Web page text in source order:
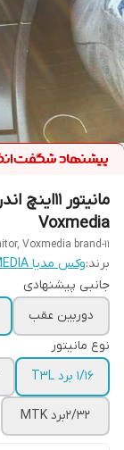
Voxmedia
11-inch Android HC Cross T3L monitor, Voxmedia brand
برند:وکس مدیا VOX MEDIA
جانبی پیشنهادی
دوربین عقب
نوع مانیتور
1/16 برد T3L
2/32برد MTK